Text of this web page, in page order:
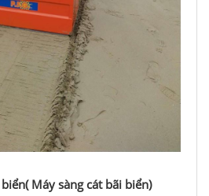
Máy sàng cát bãi biển)